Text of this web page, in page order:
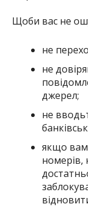
Щоби вас не
не
не
джерел;
не
якщо вам
номерів,